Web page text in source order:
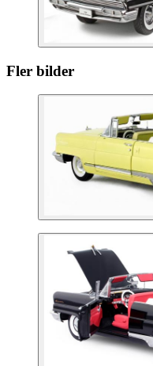
Fler bilder